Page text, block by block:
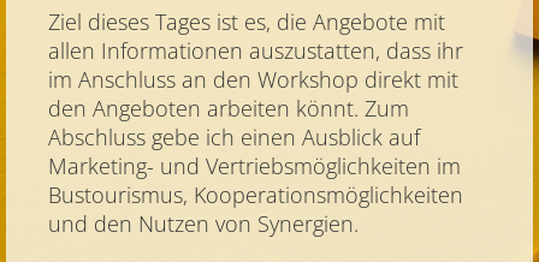
Ziel dieses Tages ist es, die Angebote mit
allen Informationen auszustatten, dass ihr
im Anschluss an den Workshop direkt mit
den Angeboten arbeiten könnt. Zum
Abschluss gebe ich einen Ausblick auf
Marketing- und Vertriebsmöglichkeiten im
Bustourismus, Kooperationsmöglichkeiten
und den Nutzen von Synergien.